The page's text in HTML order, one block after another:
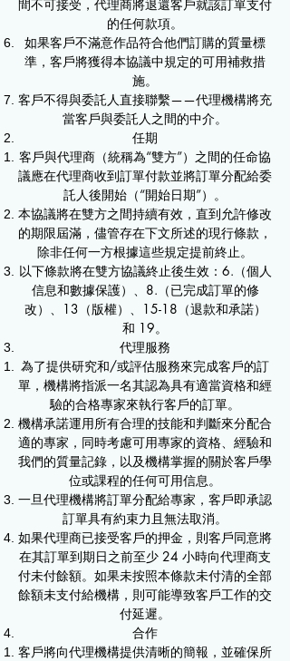
間不可接受，代理商將退還客戶就該訂單支付
的任何款項。
如果客戶不滿意作品符合他們訂購的質量標
準，客戶將獲得本協議中規定的可用補救措
施。
客戶不得與委託人直接聯繫——代理機構將充
當客戶與委託人之間的中介。
任期
客戶與代理商（統稱為“雙方”）之間的任命協
議應在代理商收到訂單付款並將訂單分配給委
託人後開始（“開始日期”）。
本協議將在雙方之間持續有效，直到允許修改
的期限屆滿，儘管存在下文所述的現行條款，
除非任何一方根據這些規定提前終止。
以下條款將在雙方協議終止後生效：6.（個人
信息和數據保護）、8.（已完成訂單的修
改）、13（版權）、15-18（退款和承諾）
和 19。
代理服務
為了提供研究和/或評估服務來完成客戶的訂
單，機構將指派一名其認為具有適當資格和經
驗的合格專家來執行客戶的訂單。
機構承諾運用所有合理的技能和判斷來分配合
適的專家，同時考慮可用專家的資格、經驗和
我們的質量記錄，以及機構掌握的關於客戶學
位或課程的任何可用信息。
一旦代理機構將訂單分配給專家，客戶即承認
訂單具有約束力且無法取消。
如果代理商已接受客戶的押金，則客戶同意將
在其訂單到期日之前至少 24 小時向代理商支
付未付餘額。如果未按照本條款未付清的全部
餘額未支付給機構，則可能導致客戶工作的交
付延遲。
合作
客戶將向代理機構提供清晰的簡報，並確保所